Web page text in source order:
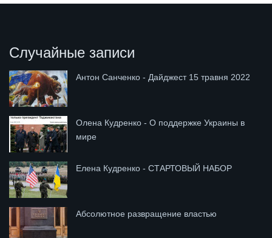
Случайные записи
Антон Санченко - Дайджест 15 травня 2022
Олена Кудренко - О поддержке Украины в
мире
Елена Кудренко - СТАРТОВЫЙ НАБОР
Абсолютное развращение властью